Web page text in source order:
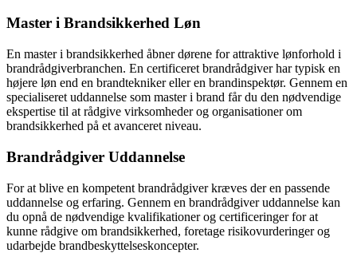
Master i Brandsikkerhed Løn
En master i brandsikkerhed åbner dørene for attraktive lønforhold i
brandrådgiverbranchen. En certificeret brandrådgiver har typisk en
højere løn end en brandtekniker eller en brandinspektør. Gennem en
specialiseret uddannelse som master i brand får du den nødvendige
ekspertise til at rådgive virksomheder og organisationer om
brandsikkerhed på et avanceret niveau.
Brandrådgiver Uddannelse
For at blive en kompetent brandrådgiver kræves der en passende
uddannelse og erfaring. Gennem en brandrådgiver uddannelse kan
du opnå de nødvendige kvalifikationer og certificeringer for at
kunne rådgive om brandsikkerhed, foretage risikovurderinger og
udarbejde brandbeskyttelseskoncepter.